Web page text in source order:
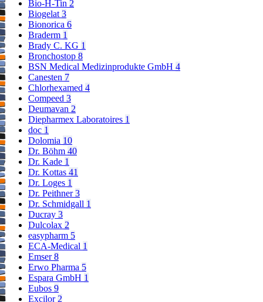
Bio-H-Tin 2
Biogelat3
Bionorica 6
Braderm 1
Brady C. KG 1
Bronchostop 8
BSN Medical Medizinprodukte GmbH 4
Canesten 7
Chlorhexamed 4
Compeed 3
Deumavan 2
Diepharmex Laboratoires 1
doc 1
Dolomia 10
Dr. Böhm 40
Dr. Kade 1
Dr. Kottas 41
Dr. Loges 1
Dr. Peithner3
Dr. Schmidgall 1
Ducray 3
Dulcolax 2
easypharm 5
ECA-Medical 1
Emser8
Erwo Pharma 5
Espara GmbH 1
Eubos 9
Excilor2